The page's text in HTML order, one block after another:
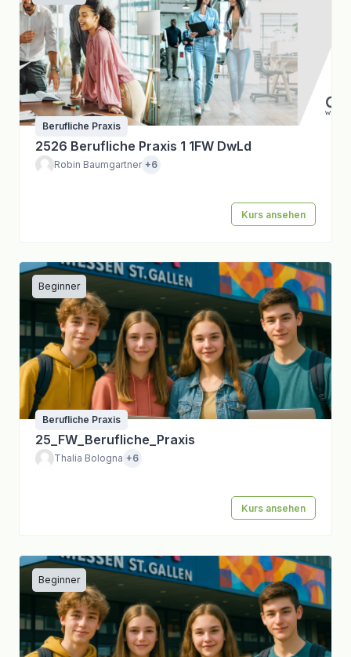
Berufliche Praxis
2526 Berufliche Praxis 1 1FW DwLd
Robin Baumgartner +6
Kurs ansehen
Beginner
Berufliche Praxis
25_FW_Berufliche_Praxis
Thalia Bologna +6
Kurs ansehen
Beginner